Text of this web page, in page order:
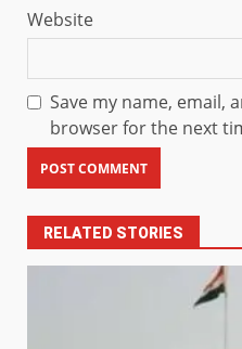
Website
Save my name, email,
browser for the next
RELATED STORIES